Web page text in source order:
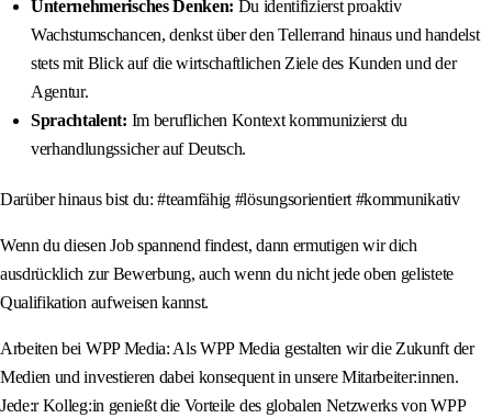
Unternehmerisches Denken: Du identifizierst proaktiv
Wachstumschancen, denkst über den Tellerrand hinaus und handelst
stets mit Blick auf die wirtschaftlichen Ziele des Kunden und der
Agentur.
Sprachtalent: Im beruflichen Kontext kommunizierst du
verhandlungssicher auf Deutsch.
Darüber hinaus bist du: #teamfähig #lösungsorientiert #kommunikativ
Wenn du diesen Job spannend findest, dann ermutigen wir dich
ausdrücklich zur Bewerbung, auch wenn du nicht jede oben gelistete
Qualifikation aufweisen kannst.
Arbeiten bei WPP Media: Als WPP Media gestalten wir die Zukunft der
Medien und investieren dabei konsequent in unsere Mitarbeiter:innen.
Jede:r Kolleg:in genießt die Vorteile des globalen Netzwerks von WPP